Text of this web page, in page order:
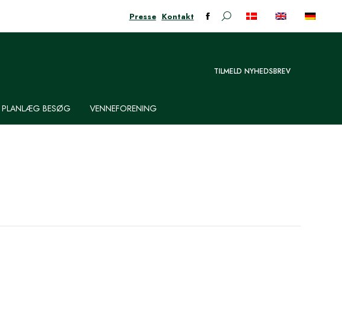
Presse Kontakt
Facebook-
Søge:
TILMELD NYHEDSBREV
PLANLÆG BESØG VENNEFORENING